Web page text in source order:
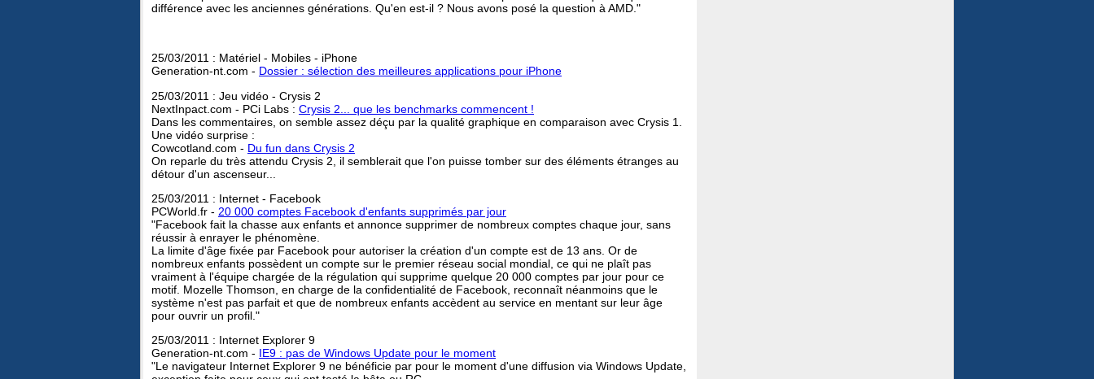
différence avec les anciennes générations. Qu'en est-il ? Nous avons posé la question à AMD."
25/03/2011 : Matériel - Mobiles - iPhone
Generation-nt.com - Dossier : sélection des meilleures applications pour iPhone
25/03/2011 : Jeu vidéo - Crysis 2
NextInpact.com - PCi Labs : Crysis 2... que les benchmarks commencent !
Dans les commentaires, on semble assez déçu par la qualité graphique en comparaison avec Crysis 1.
Une vidéo surprise :
Cowcotland.com - Du fun dans Crysis 2
On reparle du très attendu Crysis 2, il semblerait que l'on puisse tomber sur des éléments étranges au
détour d'un ascenseur...
25/03/2011 : Internet - Facebook
PCWorld.fr - 20 000 comptes Facebook d'enfants supprimés par jour
"Facebook fait la chasse aux enfants et annonce supprimer de nombreux comptes chaque jour, sans
réussir à enrayer le phénomène.
La limite d'âge fixée par Facebook pour autoriser la création d'un compte est de 13 ans. Or de
nombreux enfants possèdent un compte sur le premier réseau social mondial, ce qui ne plaît pas
vraiment à l'équipe chargée de la régulation qui supprime quelque 20 000 comptes par jour pour ce
motif. Mozelle Thomson, en charge de la confidentialité de Facebook, reconnaît néanmoins que le
système n'est pas parfait et que de nombreux enfants accèdent au service en mentant sur leur âge
pour ouvrir un profil."
25/03/2011 : Internet Explorer 9
Generation-nt.com - IE9 : pas de Windows Update pour le moment
"Le navigateur Internet Explorer 9 ne bénéficie par pour le moment d'une diffusion via Windows Update,